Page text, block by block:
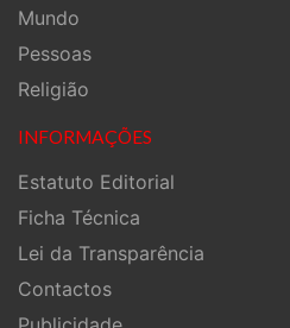
Mundo
Pessoas
Religião
INFORMAÇÕES
Estatuto Editorial
Ficha Técnica
Lei da Transparência
Contactos